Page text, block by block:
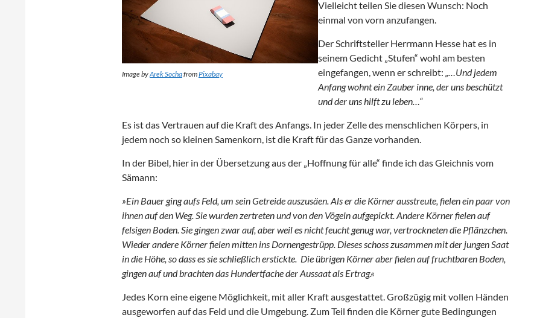
Image byArek SochafromPixabay
Vielleicht teilen Sie diesen Wunsch: Noch
einmal von vorn anzufangen.
Der Schriftsteller Herrmann Hesse hat es in
seinem Gedicht „Stufen“ wohl am besten
eingefangen, wenn er schreibt: „…Und jedem
Anfang wohnt ein Zauber inne, der uns beschützt
und der uns hilft zu leben…“
Es ist das Vertrauen auf die Kraft des Anfangs. In jeder Zelle des menschlichen Körpers, in
jedem noch so kleinen Samenkorn, ist die Kraft für das Ganze vorhanden.
In der Bibel, hier in der Übersetzung aus der „Hoffnung für alle“ finde ich das Gleichnis vom
Sämann:
»Ein Bauer ging aufs Feld, um sein Getreide auszusäen. Als er die Körner ausstreute, fielen ein paar von
ihnen auf den Weg. Sie wurden zertreten und von den Vögeln aufgepickt. Andere Körner fielen auf
felsigen Boden. Sie gingen zwar auf, aber weil es nicht feucht genug war, vertrockneten die Pflänzchen.
Wieder andere Körner fielen mitten ins Dornengestrüpp. Dieses schoss zusammen mit der jungen Saat
in die Höhe, so dass es sie schließlich erstickte. Die übrigen Körner aber fielen auf fruchtbaren Boden,
gingen auf und brachten das Hundertfache der Aussaat als Ertrag.«
Jedes Korn eine eigene Möglichkeit, mit aller Kraft ausgestattet. Großzügig mit vollen Händen
ausgeworfen auf das Feld und die Umgebung. Zum Teil finden die Körner gute Bedingungen